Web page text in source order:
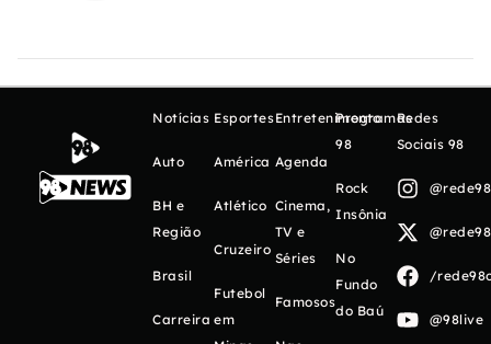
Notícias
Auto
BH e
Região
Brasil
Carreira
Esportes
América
Atlético
Cruzeiro
Futebol
em
Entretenimento
Agenda
Cinema,
TV e
Séries
Famosos
Programas
98
Rock
Insônia
No
Fundo
do Baú
Redes
Sociais 98
/
@98live